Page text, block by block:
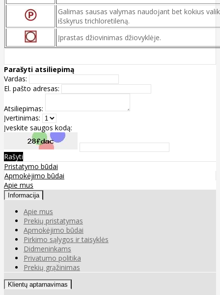
Galimas sausas valymas naudojant bet kokius
išskyrus trichloretileną.
Įprastas džiovinimas džiovyklėje.
Parašyti atsiliepimą
Vardas:
El. pašto adresas:
Atsiliepimas:
Įvertinimas:
Įveskite saugos kodą:
Rašyti
Pristatymo būdai
Apmokėjimo būdai
Apie mus
Informacija
Apie mus
Prekių pristatymas
Apmokėjimo būdai
Pirkimo sąlygos ir taisyklės
Didmeninkams
Privatumo politika
Prekių grąžinimas
Klientų aptarnavimas